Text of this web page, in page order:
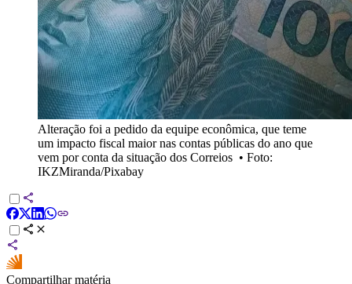
Alteração foi a pedido da equipe econômica, que teme
um impacto fiscal maior nas contas públicas do ano que
vem por conta da situação dos Correios • Foto:
IKZMiranda/Pixabay
Compartilhar matéria